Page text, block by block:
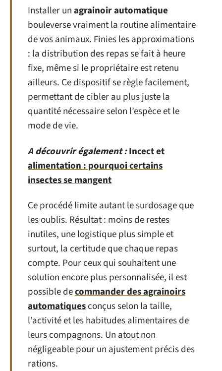
Installer unagrainoir automatique
bouleverse vraiment la routine alimentaire
de vos animaux. Finies les approximations
: la distribution des repas se fait à heure
fixe, même si le propriétaire est retenu
ailleurs. Ce dispositif se règle facilement,
permettant de cibler au plus juste la
quantité nécessaire selon l’espèce et le
mode de vie.
A découvrir également :Incect et
alimentation : pourquoi certains
insectes se mangent
Ce procédé limite autant le surdosage que
les oublis. Résultat : moins de restes
inutiles, une logistique plus simple et
surtout, la certitude que chaque repas
compte. Pour ceux qui souhaitent une
solution encore plus personnalisée, il est
possible decommander des agrainoirs
automatiquesconçus selon la taille,
l’activité et les habitudes alimentaires de
leurs compagnons. Un atout non
négligeable pour un ajustement précis des
rations.